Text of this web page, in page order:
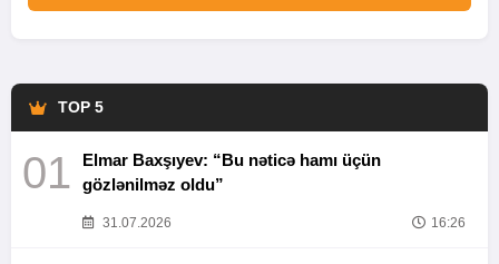
TOP 5
01
Elmar Baxşıyev: “Bu nəticə hamı üçün
gözlənilməz oldu”
31.07.2026 16:26